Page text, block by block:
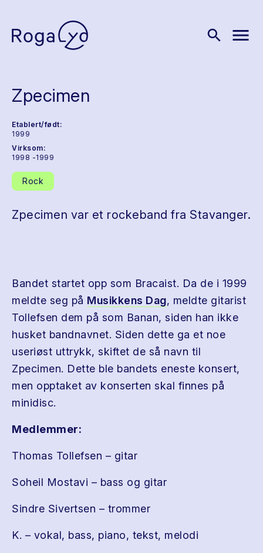
search menu
Zpecimen
Etablert/født:
1999
Virksom:
1998 -1999
Rock
Zpecimen var et rockeband fra Stavanger.
Bandet startet opp som Bracaist. Da de i 1999
meldte seg på Musikkens Dag, meldte gitarist
Tollefsen dem på som Banan, siden han ikke
husket bandnavnet. Siden dette ga et noe
useriøst uttrykk, skiftet de så navn til
Zpecimen. Dette ble bandets eneste konsert,
men opptaket av konserten skal finnes på
minidisc.
Medlemmer:
Thomas Tollefsen – gitar
Soheil Mostavi – bass og gitar
Sindre Sivertsen – trommer
K. – vokal, bass, piano, tekst, melodi